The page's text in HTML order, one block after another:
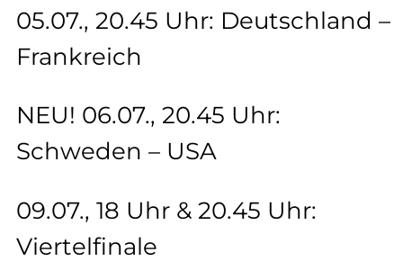
05.07., 20.45 Uhr: Deutschland –
Frankreich
NEU! 06.07., 20.45 Uhr:
Schweden – USA
09.07., 18 Uhr & 20.45 Uhr:
Viertelfinale